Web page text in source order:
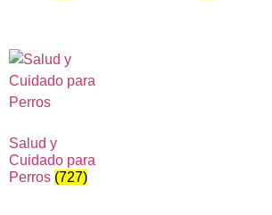
Salud y
Cuidado para
Perros (727)